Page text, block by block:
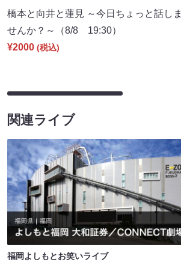
橋本と向井と蓮見 ～今日ちょっと話しま
せんか？～（8/8 19:30）
¥2000 (税込)
関連ライブ
福岡よしもとお笑いライブ